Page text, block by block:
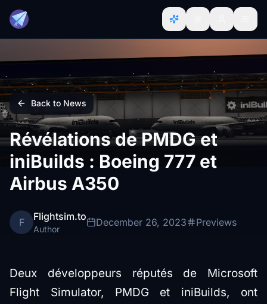
Back to News
Révélations de PMDG et
iniBuilds : Boeing 777 et
Airbus A350
F Flightsim.to
Author
December 26, 2023 Previews
Deux développeurs réputés de Microsoft
Flight Simulator, PMDG et iniBuilds, ont